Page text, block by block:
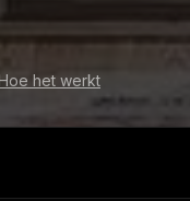
het werkt